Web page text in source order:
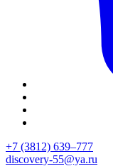
+7 (3812) 639–777
discovery-55@ya.ru